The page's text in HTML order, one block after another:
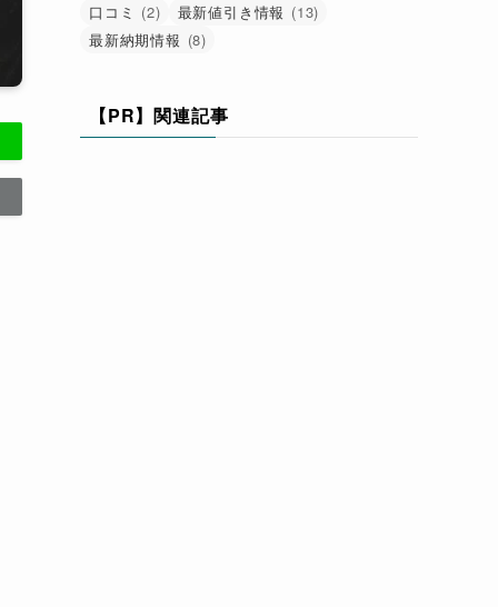
口コミ (2) 最新値引き情報 (13)
最新納期情報 (8)
【PR】関連記事